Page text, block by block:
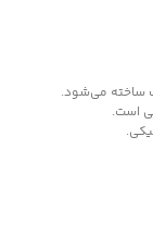
ساخته می‌شود.
است.